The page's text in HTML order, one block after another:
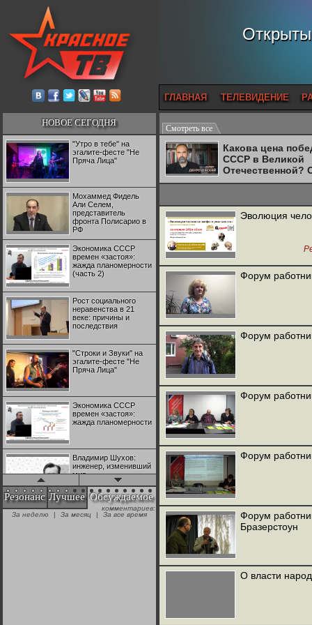
ГЛАВНАЯ ТЕЛЕВИДЕНИЕ
НОВОЕ СЕГОДНЯ
"Утро в тебе" на
эгалите-фесте "Не
Пряча Лица"
Мохаммед Фидель
Али Селем,
представитель
фронта Полисарио в
РФ
Экономика СССР
времен «застоя»:
жажда планомерности
(часть 2)
Рост социального
неравенства в 21
веке: причины и
последствия
"Строки и Звуки" на
эгалите-фесте "Не
Пряча Лица"
Экономика СССР
времен «застоя»:
жажда планомерности
Владимир Шухов:
инженер, изменивший
мир
"Аркадий Коц" на
эгалите-фесте "Не
Резонанс Лучшее Обсуждаемое
комментариев:
За неделю
| За месяц | За все время
Смотреть все
Какова цена
СССР в Великой
Отечественной?
Двуреченский о
Эволюция
Форум
Форум
Форум
Форум
Форум
Бразерстоун
О власти